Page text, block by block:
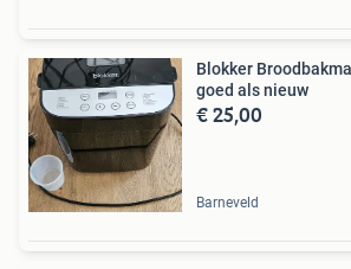
Blokker
goed als nieuw
€ 25,00
Barneveld